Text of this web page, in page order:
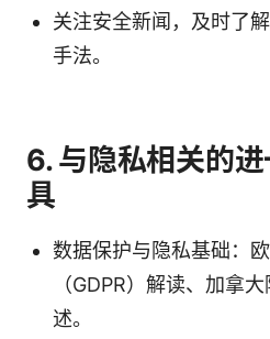
关注安全新闻，及时了
手法。
6. 与隐私相关的
具
数据保护与隐私基础：
（GDPR）解读、加拿
述。